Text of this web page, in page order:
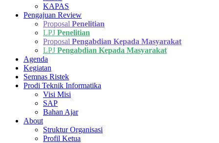
KAPAS
Pengajuan Review
Proposal Penelitian
LPJ Penelitian
Proposal Pengabdian Kepada Masyarakat
LPJ Pengabdian Kepada Masyarakat
Agenda
Kegiatan
Semnas Ristek
Prodi Teknik Informatika
Visi Misi
SAP
Bahan Ajar
About
Struktur Organisasi
Profil Ketua